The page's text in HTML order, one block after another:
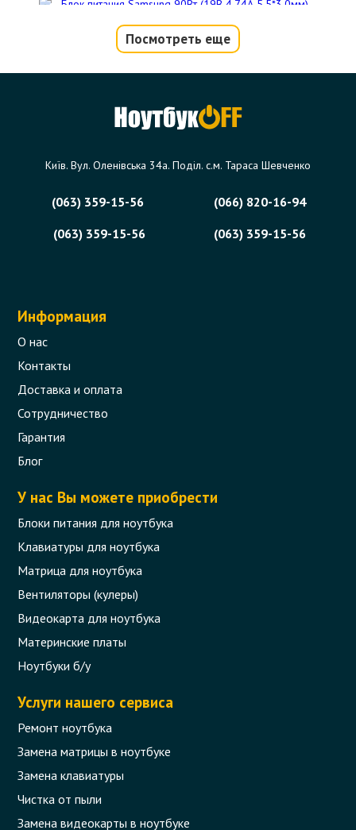
Блок питания Samsung 90Вт (19В
495 грн.
Есть в наличии
Посмотреть еще
Київ. Вул. Оленівська 34а. Поділ. с.м. Тараса Шевченко
(063) 359-15-56
(066) 820-16-94
(063) 359-15-56
(063) 359-15-56
Информация
О нас
Контакты
Доставка и оплата
Сотрудничество
Гарантия
Блог
У нас Вы можете приобрести
Блоки питания для ноутбука
Клавиатуры для ноутбука
Матрица для ноутбука
Вентиляторы (кулеры)
Видеокарта для ноутбука
Материнские платы
Ноутбуки б/у
Услуги нашего сервиса
Ремонт ноутбука
Замена матрицы в ноутбуке
Замена клавиатуры
Чистка от пыли
Замена видеокарты в ноутбуке